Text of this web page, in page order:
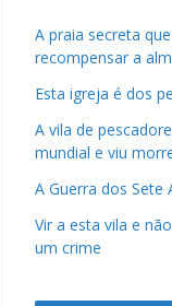
A praia secreta
recompensar a
Esta igreja é dos
A vila de
mundial e viu
A Guerra dos Sete
Vir a esta vila e
um crime